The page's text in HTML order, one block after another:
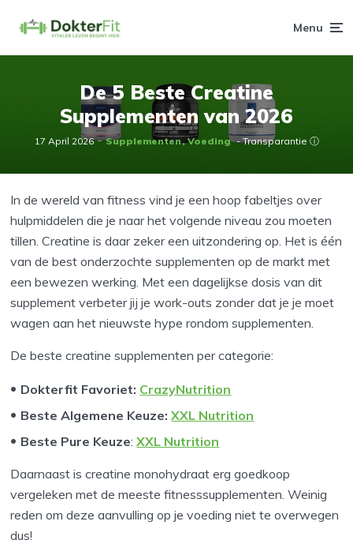
Menu
De 5 Beste Creatine
Supplementen van 2026
17 April 2026 Supplementen Voeding - Transparantie ⓘ
In de wereld van fitness vind je een hoop fabeltjes over
hulpmiddelen die je naar het volgende niveau zou moeten
tillen. Creatine is daar zeker een uitzondering op. Het is één
van de best onderzochte supplementen op de markt met
een bewezen werking. Met een dagelijkse dosis van dit
supplement verbeter jij je work-outs zonder dat je je moet
wagen aan het nieuwste hype rondom supplementen.
De beste creatine supplementen per categorie:
Dokterfit Favoriet: CrazyNutrition
Beste Algemene Keuze:XXL Nutrition
Beste Pure Keuze:XXL Nutrition
Daarnaast is creatine monohydraat erg goedkoop
vergeleken met de meeste fitnesssupplementen. Weinig
reden om deze aanvulling op je voeding niet te overwegen
dus!